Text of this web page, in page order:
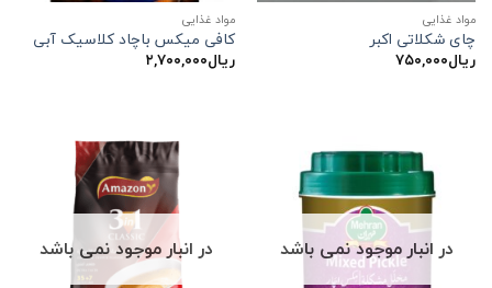
مواد غذایی
چای شکلاتی اکبر
ریال۷۵۰,۰۰۰
مواد غذایی
کافی میکس باچاد کلاسیک آبی
ریال۲,۷۰۰,۰۰۰
در انبار موجود نمی باشد در انبار موجود نمی باشد